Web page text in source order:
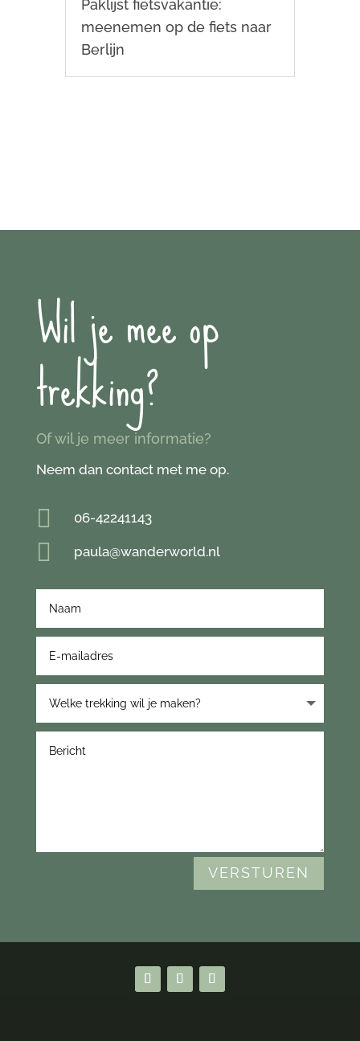
Paklijst fietsvakantie:
meenemen op de fiets naar
Berlijn
Wil je mee op
trekking?
Of wil je meer informatie?
Neem dan contact met me op.
 06-42241143
 paula@wanderworld.nl
VERSTUREN